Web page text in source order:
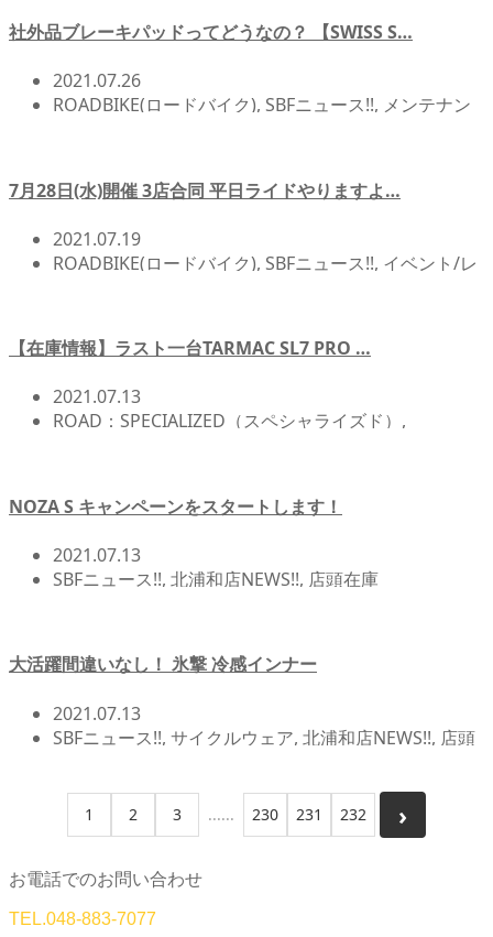
社外品ブレーキパッドってどうなの？ 【SWISS S…
2021.07.26
ROADBIKE(ロードバイク), SBFニュース!!, メンテナン
7月28日(水)開催 3店合同 平日ライドやりますよ…
2021.07.19
ROADBIKE(ロードバイク), SBFニュース!!, イベント/レ
【在庫情報】ラスト一台TARMAC SL7 PRO …
2021.07.13
ROAD：SPECIALIZED（スペシャライズド） ,
転車イベント/サイクリング , 自転車カスタム/チューン
ナップ
NOZA S キャンペーンをスタートします！
2021.07.13
SBFニュース!!, 北浦和店NEWS!!, 店頭在庫
大活躍間違いなし！ 氷撃 冷感インナー
2021.07.13
SBFニュース!!, サイクルウェア, 北浦和店NEWS!!, 店頭
1 2 3 230 231 232
お電話でのお問い合わせ
TEL.048-883-7077